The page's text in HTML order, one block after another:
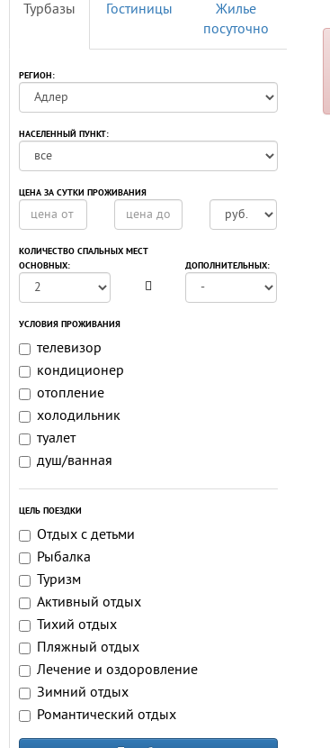
Турбазы Гостиницы
Жилье
посуточно
РЕГИОН:
НАСЕЛЕННЫЙ ПУНКТ:
ЦЕНА ЗА СУТКИ ПРОЖИВАНИЯ
КОЛИЧЕСТВО СПАЛЬНЫХ МЕСТ
ОСНОВНЫХ:
ДОПОЛНИТЕЛЬНЫХ:
УСЛОВИЯ ПРОЖИВАНИЯ
телевизор
кондиционер
отопление
холодильник
туалет
душ/ванная
ЦЕЛЬ ПОЕЗДКИ
Отдых с детьми
Рыбалка
Туризм
Активный отдых
Тихий отдых
Пляжный отдых
Лечение и оздоровление
Зимний отдых
Романтический отдых